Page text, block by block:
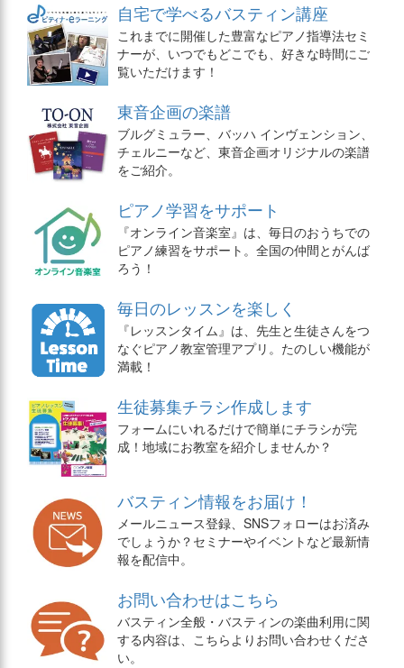
自宅で学べるバスティン講座
これまでに開催した豊富なピアノ指導法セミ
ナーが、いつでもどこでも、好きな時間にご
覧いただけます！
東音企画の楽譜
ブルグミュラー、バッハ インヴェンション、
チェルニーなど、東音企画オリジナルの楽譜
をご紹介。
ピアノ学習をサポート
『オンライン音楽室』は、毎日のおうちでの
ピアノ練習をサポート。全国の仲間とがんば
ろう！
毎日のレッスンを楽しく
『レッスンタイム』は、先生と生徒さんをつ
なぐピアノ教室管理アプリ。たのしい機能が
満載！
生徒募集チラシ作成します
フォームにいれるだけで簡単にチラシが完
成！地域にお教室を紹介しませんか？
バスティン情報をお届け！
メールニュース登録、SNSフォローはお済み
でしょうか？セミナーやイベントなど最新情
報を配信中。
お問い合わせはこちら
バスティン全般・バスティンの楽曲利用に関
する内容は、こちらよりお問い合わせくださ
い。